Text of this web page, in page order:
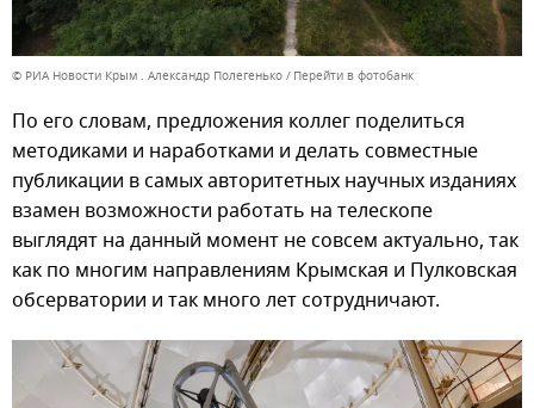
© РИА Новости Крым . Александр Полегенько Перейти в фотобанк
По его словам, предложения коллег поделиться
методиками и наработками и делать совместные
публикации в самых авторитетных научных изданиях
взамен возможности работать на телескопе
выглядят на данный момент не совсем актуально, так
как по многим направлениям Крымская и Пулковская
обсерватории и так много лет сотрудничают.